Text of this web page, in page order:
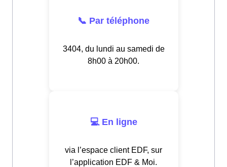
📞 Par téléphone
3404, du lundi au samedi de
8h00 à 20h00.
💻 En ligne
via l’espace client EDF, sur
l’application EDF & Moi.